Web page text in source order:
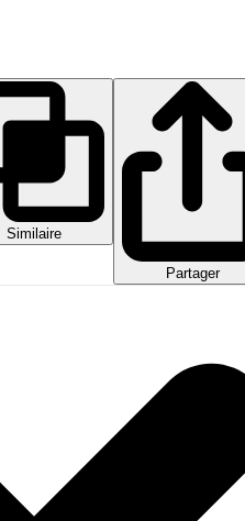
Similaire
Partager